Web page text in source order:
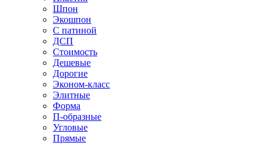
Шпон
Экошпон
С патиной
ДСП
Стоимость
Дешевые
Дорогие
Эконом-класс
Элитные
Форма
П-образные
Угловые
Прямые